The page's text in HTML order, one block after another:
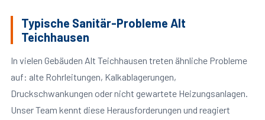
Typische Sanitär-Probleme Alt
Teichhausen
In vielen Gebäuden Alt Teichhausen treten ähnliche Probleme
auf: alte Rohrleitungen, Kalkablagerungen,
Druckschwankungen oder nicht gewartete Heizungsanlagen.
Unser Team kennt diese Herausforderungen und reagiert